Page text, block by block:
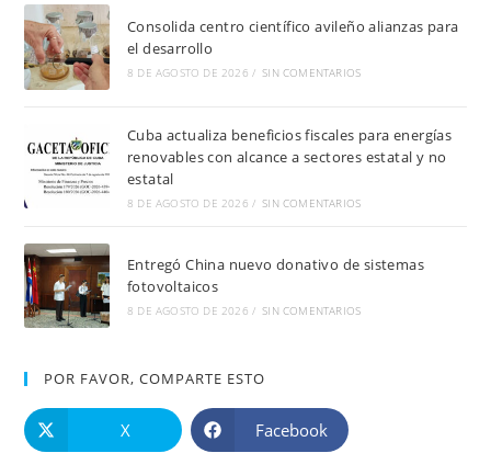
Consolida centro científico avileño alianzas para
el desarrollo
8 DE AGOSTO DE 2026 / SIN COMENTARIOS
Cuba actualiza beneficios fiscales para energías
renovables con alcance a sectores estatal y no
estatal
8 DE AGOSTO DE 2026 / SIN COMENTARIOS
Entregó China nuevo donativo de sistemas
fotovoltaicos
8 DE AGOSTO DE 2026 / SIN COMENTARIOS
POR FAVOR, COMPARTE ESTO
X Facebook